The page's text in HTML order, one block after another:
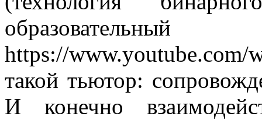
https://
такой тьютор:
И конечно